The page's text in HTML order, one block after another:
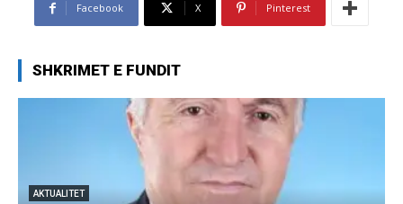
Facebook X Pinterest
SHKRIMET E FUNDIT